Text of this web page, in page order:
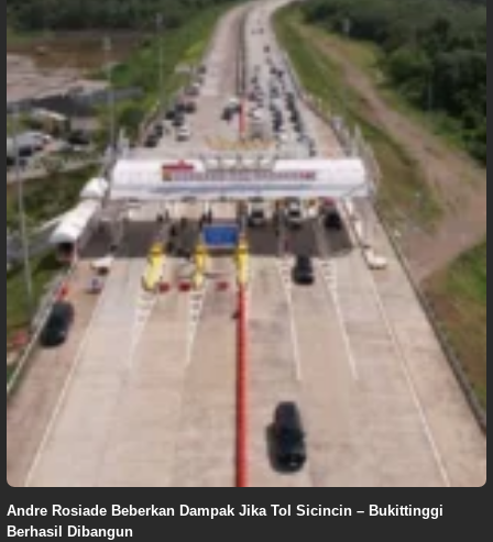
Andre Rosiade Beberkan Dampak Jika Tol Sicincin – Bukittinggi
Berhasil Dibangun